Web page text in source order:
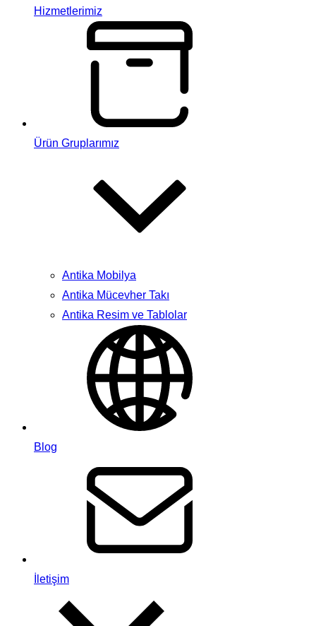
Hizmetlerimiz
Ürün Gruplarımız
Antika Mobilya
Antika Mücevher Takı
Antika Resim ve Tablolar
Blog
İletişim